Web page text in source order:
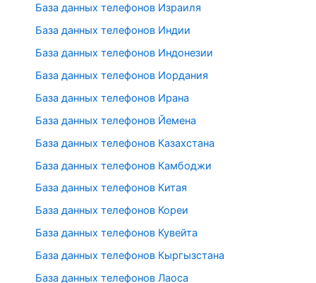
База данных телефонов Израиля
База данных телефонов Индии
База данных телефонов Индонезии
База данных телефонов Иордания
База данных телефонов Ирана
База данных телефонов Йемена
База данных телефонов Казахстана
База данных телефонов Камбоджи
База данных телефонов Китая
База данных телефонов Кореи
База данных телефонов Кувейта
База данных телефонов Кыргызстана
База данных телефонов Лаоса